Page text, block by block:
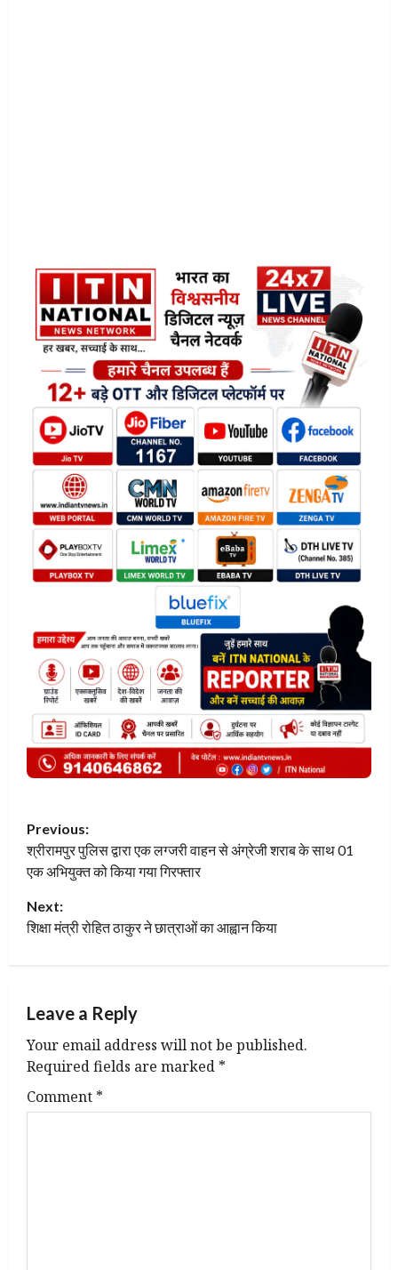
P
o
s
t
a
v
i
g
Previous:
श्रीरामपुर पुलिस द्वारा एक लग्जरी वाहन से अंग्रेजी शराब के साथ 01
एक अभियुक्त को किया गया गिरफ्तार
Next:
शिक्षा मंत्री रोहित ठाकुर ने छात्राओं का आह्वान किया
Leave a Reply
Your email address will not be published.
Required fields are marked *
Comment *